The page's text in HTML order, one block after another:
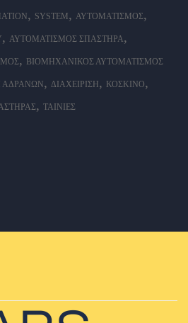
, SYSTEM, ΑΥΤΟΜΑΤΙΣΜΌΣ,
, ΑΥΤΟΜΑΤΙΣΜΌΣ ΣΠΑΣΤΉΡΑ ,
, ΒΙΟΜΗΧΑΝΙΚΌΣ ΑΥΤΟΜΑΤΙΣΜΌΣ
ΑΔΡΑΝΏΝ, ΔΙΑΧΕΊΡΙΣΗ, ΚΌΣΚΙΝΟ,
, ΤΑΙΝΊΕΣ